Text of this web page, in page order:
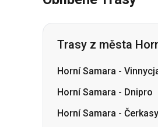
Trasy z města
Horní Samara -
Horní Samara - Dnipro
Horní Samara - Čerkasy